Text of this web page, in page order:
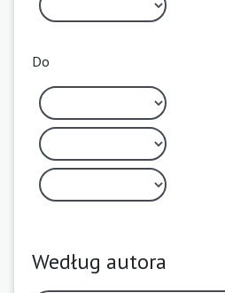
Do
Według autora